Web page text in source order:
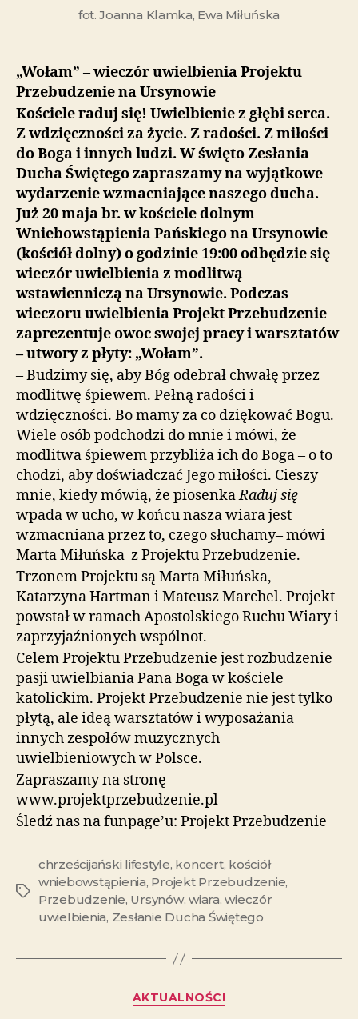
fot. Joanna Klamka, Ewa Miłuńska
„Wołam” – wieczór uwielbienia Projektu
Przebudzenie na Ursynowie
Kościele raduj się! Uwielbienie z głębi serca.
Z wdzięczności za życie. Z radości. Z miłości
do Boga i innych ludzi. W święto Zesłania
Ducha Świętego zapraszamy na wyjątkowe
wydarzenie wzmacniające naszego ducha.
Już 20 maja br. w kościele dolnym
Wniebowstąpienia Pańskiego na Ursynowie
(kościół dolny) o godzinie 19:00 odbędzie się
wieczór uwielbienia z modlitwą
wstawienniczą na Ursynowie. Podczas
wieczoru uwielbienia Projekt Przebudzenie
zaprezentuje owoc swojej pracy i warsztatów
– utwory z płyty: „Wołam”.
– Budzimy się, aby Bóg odebrał chwałę przez
modlitwę śpiewem. Pełną radości i
wdzięczności. Bo mamy za co dziękować Bogu.
Wiele osób podchodzi do mnie i mówi, że
modlitwa śpiewem przybliża ich do Boga – o to
chodzi, aby doświadczać Jego miłości. Cieszy
mnie, kiedy mówią, że piosenkaRaduj się
wpada w ucho, w końcu nasza wiara jest
wzmacniana przez to, czego słuchamy– mówi
Marta Miłuńska z Projektu Przebudzenie.
Trzonem Projektu są Marta Miłuńska,
Katarzyna Hartman i Mateusz Marchel. Projekt
powstał w ramach Apostolskiego Ruchu Wiary i
zaprzyjaźnionych wspólnot.
Celem Projektu Przebudzenie jest rozbudzenie
pasji uwielbiania Pana Boga w kościele
katolickim. Projekt Przebudzenie nie jest tylko
płytą, ale ideą warsztatów i wyposażania
innych zespołów muzycznych
uwielbieniowych w Polsce.
Zapraszamy na stronę
www.projektprzebudzenie.pl
Śledź nas na funpage’u: Projekt Przebudzenie
chrześcijański lifestyle, koncert, kościół
wniebowstąpienia, Projekt Przebudzenie,
Przebudzenie, Ursynów,wiara,wieczór
uwielbienia, Zesłanie Ducha Świętego
AKTUALNOŚCI